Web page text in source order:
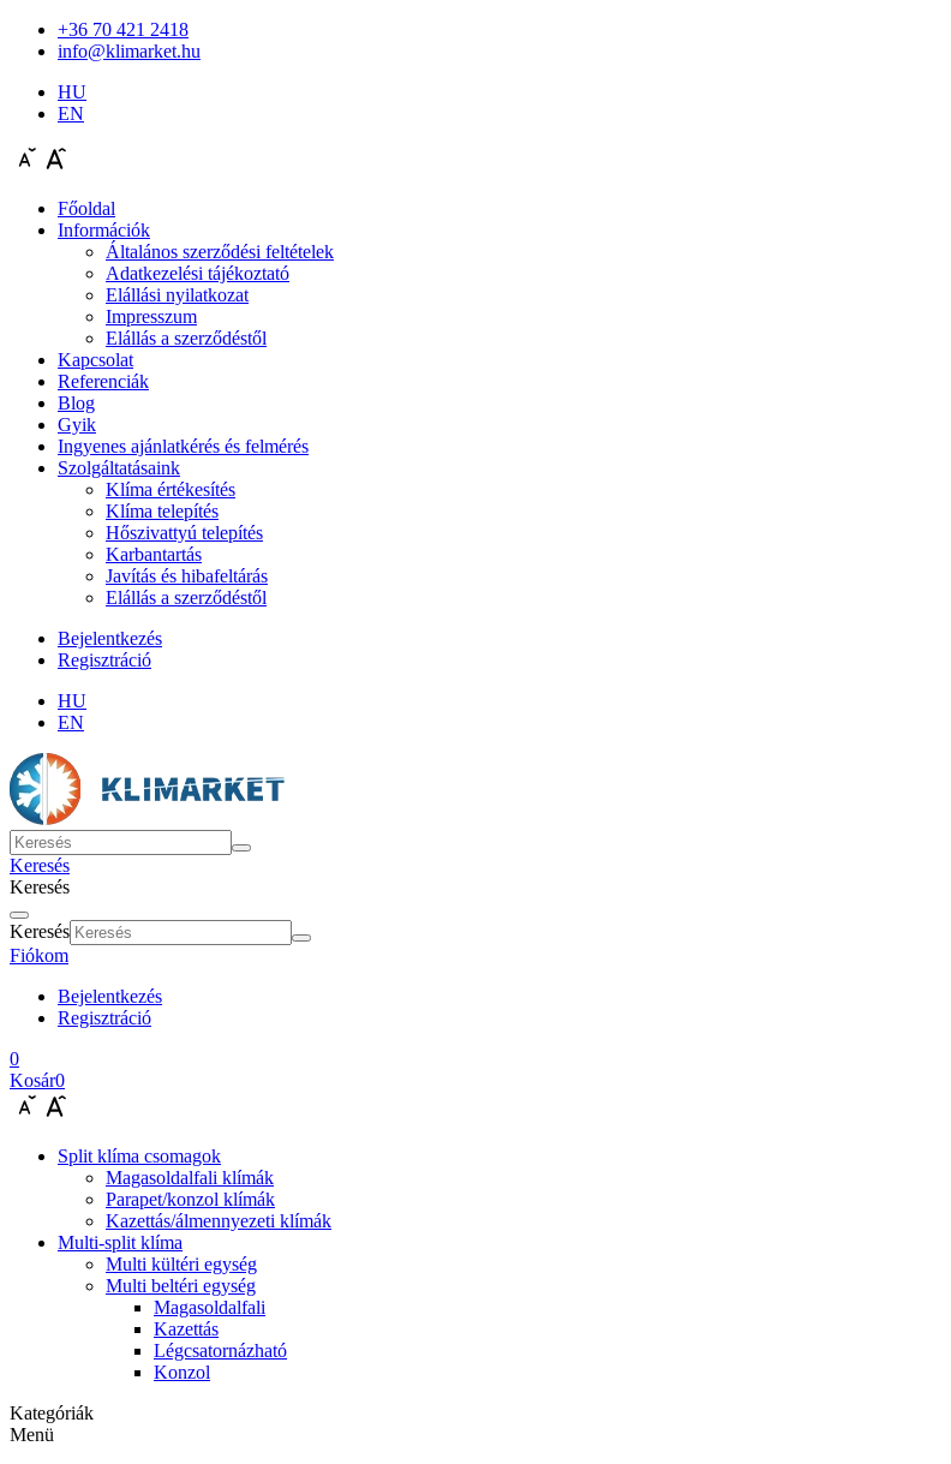
+36 70 421 2418
info@klimarket.hu
HU
EN
Főoldal
Információk
Általános szerződési feltételek
Adatkezelési tájékoztató
Elállási nyilatkozat
Impresszum
Elállás a szerződéstől
Kapcsolat
Referenciák
Blog
Gyik
Ingyenes ajánlatkérés és felmérés
Szolgáltatásaink
Klíma értékesítés
Klíma telepítés
Hőszivattyú telepítés
Karbantartás
Javítás és hibafeltárás
Elállás a szerződéstől
Bejelentkezés
Regisztráció
HU
EN
Keresés
Keresés
Keresés
Fiókom
Bejelentkezés
Regisztráció
0
Kosár0
Split klíma csomagok
Magasoldalfali klímák
Parapet/konzol klímák
Kazettás/álmennyezeti klímák
Multi-split klíma
Multi kültéri egység
Multi beltéri egység
Magasoldalfali
Kazettás
Légcsatornázható
Konzol
Kategóriák
Menü